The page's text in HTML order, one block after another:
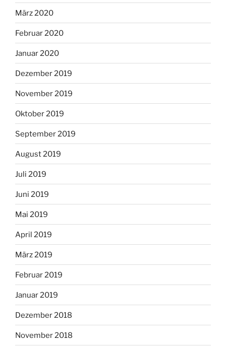
März 2020
Februar 2020
Januar 2020
Dezember 2019
November 2019
Oktober 2019
September 2019
August 2019
Juli 2019
Juni 2019
Mai 2019
April 2019
März 2019
Februar 2019
Januar 2019
Dezember 2018
November 2018